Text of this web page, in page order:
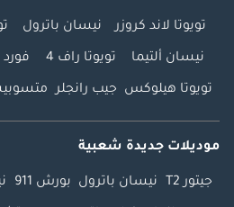
تويوتا لاند كروزر نيسان باترول
نيسان ألتيما تويوتا راف 4
تويوتا هيلوكس جيب رانجلر
موديلات جديدة شعبية
جيتور T2 نيسان باترول بورش 911